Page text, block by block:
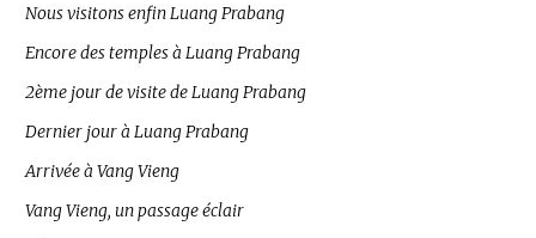
Nous visitons enfin Luang Prabang
Encore des temples à Luang Prabang
2ème jour de visite de Luang Prabang
Dernier jour à Luang Prabang
Arrivée à Vang Vieng
Vang Vieng, un passage éclair